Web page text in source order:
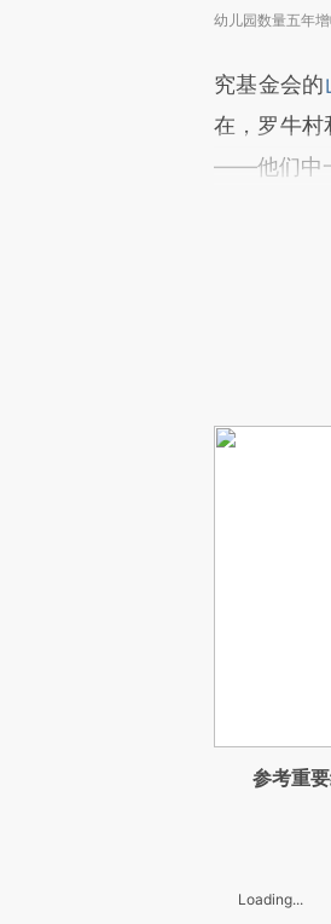
幼儿园数量五年
究基金会的
在，罗牛村
——他们中
参考重
Loading...